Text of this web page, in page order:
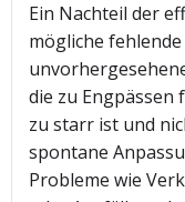
Ein Nachteil der
mögliche
die zu Engpässen
zu starr ist und
spontane
Probleme wie